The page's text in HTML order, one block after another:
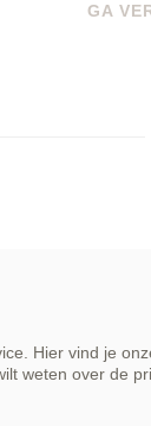
GA
Hier vind je
weten over de